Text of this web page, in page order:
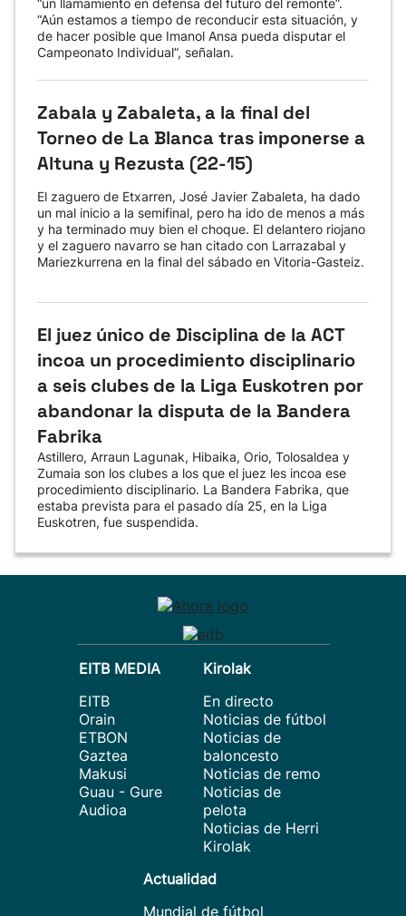
“un llamamiento en defensa del futuro del remonte”.
“Aún estamos a tiempo de reconducir esta situación, y
de hacer posible que Imanol Ansa pueda disputar el
Campeonato Individual”, señalan.
Zabala y Zabaleta, a la final del
Torneo de La Blanca tras imponerse a
Altuna y Rezusta (22-15)
El zaguero de Etxarren, José Javier Zabaleta, ha dado
un mal inicio a la semifinal, pero ha ido de menos a más
y ha terminado muy bien el choque. El delantero riojano
y el zaguero navarro se han citado con Larrazabal y
Mariezkurrena en la final del sábado en Vitoria-Gasteiz.
El juez único de Disciplina de la ACT
incoa un procedimiento disciplinario
a seis clubes de la Liga Euskotren por
abandonar la disputa de la Bandera
Fabrika
Astillero, Arraun Lagunak, Hibaika, Orio, Tolosaldea y
Zumaia son los clubes a los que el juez les incoa ese
procedimiento disciplinario. La Bandera Fabrika, que
estaba prevista para el pasado día 25, en la Liga
Euskotren, fue suspendida.
EITB MEDIA
EITB
Orain
ETBON
Gaztea
Makusi
Guau - Gure
Audioa
Kirolak
En directo
Noticias de fútbol
Noticias de
baloncesto
Noticias de remo
Noticias de
pelota
Noticias de Herri
Kirolak
Actualidad
Mundial de fútbol